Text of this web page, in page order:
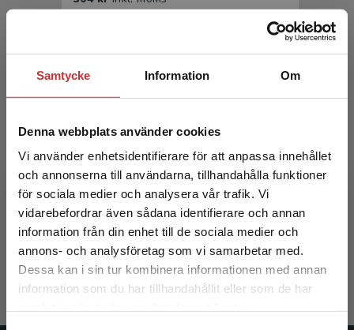
Samtycke Information Om
Denna webbplats använder cookies
Vi använder enhetsidentifierare för att anpassa innehållet
och annonserna till användarna, tillhandahålla funktioner
för sociala medier och analysera vår trafik. Vi
vidarebefordrar även sådana identifierare och annan
information från din enhet till de sociala medier och
annons- och analysföretag som vi samarbetar med.
Dessa kan i sin tur kombinera informationen med annan
information som du har tillhandahållit eller som de har
Begränsad fraktregion
Det verkar som att du besöker
studentlitteratur.se via en enhet utanför Sverige.
Arkeologi och kulturarv i skolan
Synnestvedt, Anita
197 krinkl. moms
Exkl. moms: 186 kr